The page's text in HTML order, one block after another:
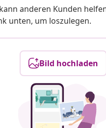
anderen Kunden
unten, um loszulegen.
Bild hochladen